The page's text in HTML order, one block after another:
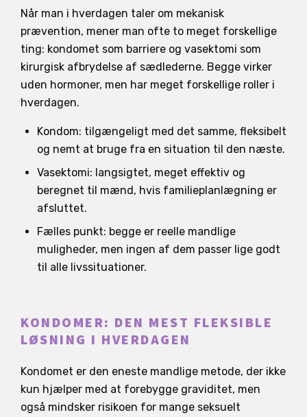
Når man i hverdagen taler om mekanisk
prævention, mener man ofte to meget forskellige
ting: kondomet som barriere og vasektomi som
kirurgisk afbrydelse af sædlederne. Begge virker
uden hormoner, men har meget forskellige roller i
hverdagen.
Kondom: tilgængeligt med det samme, fleksibelt
og nemt at bruge fra en situation til den næste.
Vasektomi: langsigtet, meget effektiv og
beregnet til mænd, hvis familieplanlægning er
afsluttet.
Fælles punkt: begge er reelle mandlige
muligheder, men ingen af dem passer lige godt
til alle livssituationer.
KONDOMER: DEN MEST FLEKSIBLE
LØSNING I HVERDAGEN
Kondomet er den eneste mandlige metode, der ikke
kun hjælper med at forebygge graviditet, men
også mindsker risikoen for mange seksuelt